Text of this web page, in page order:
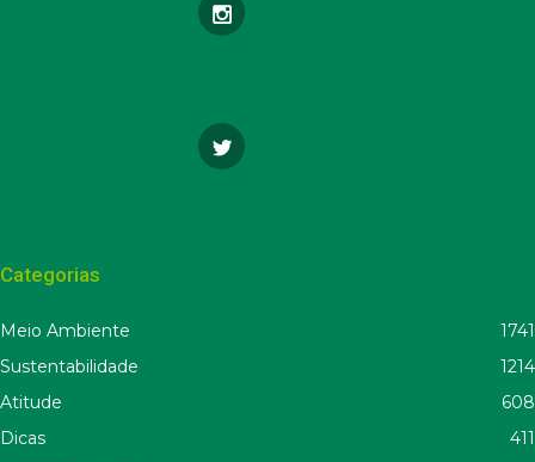
Categorias
Meio Ambiente
1741
Sustentabilidade
1214
Atitude
608
Dicas
411